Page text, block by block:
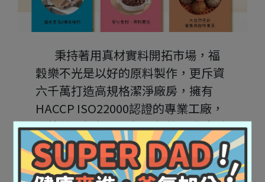
穀樂不光是以好的原料製作，更斥資
六千萬打造高規格潔淨廠房，擁有
HACCP ISO22000認證的專業工廠，
從拌料、揉麵、壓麵、包餡、發酵到
蒸炊，均在五星級潔淨室標準的生產
環境中製作。